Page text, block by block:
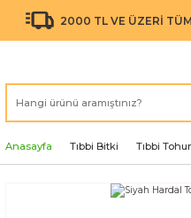
2000 TL VE ÜZERİ
Anasayfa Tıbbi Bitki Tıbbi